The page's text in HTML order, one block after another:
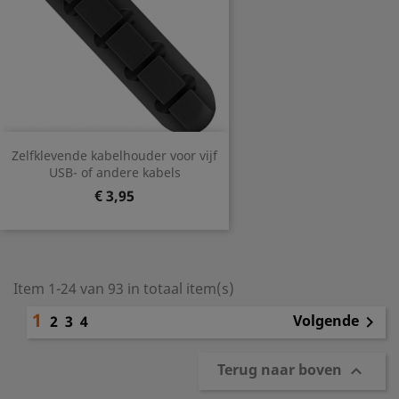
Zelfklevende kabelhouder voor vijf
USB- of andere kabels
Prijs
€ 3,95
Item 1-24 van 93 in totaal item(s)
1 2 3 4 Volgende 
Terug naar boven 